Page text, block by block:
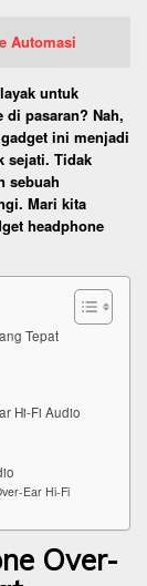
Automasi
untuk
di pasaran? Nah,
ini menjadi
sejati. Tidak
sebuah
Mari kita
headphone
Tepat
Hi-Fi Audio
Ear Hi-Fi
Over-